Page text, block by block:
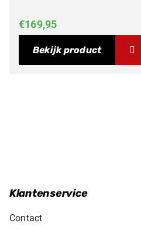
€169,95
Bekijk product
Klantenservice
Contact